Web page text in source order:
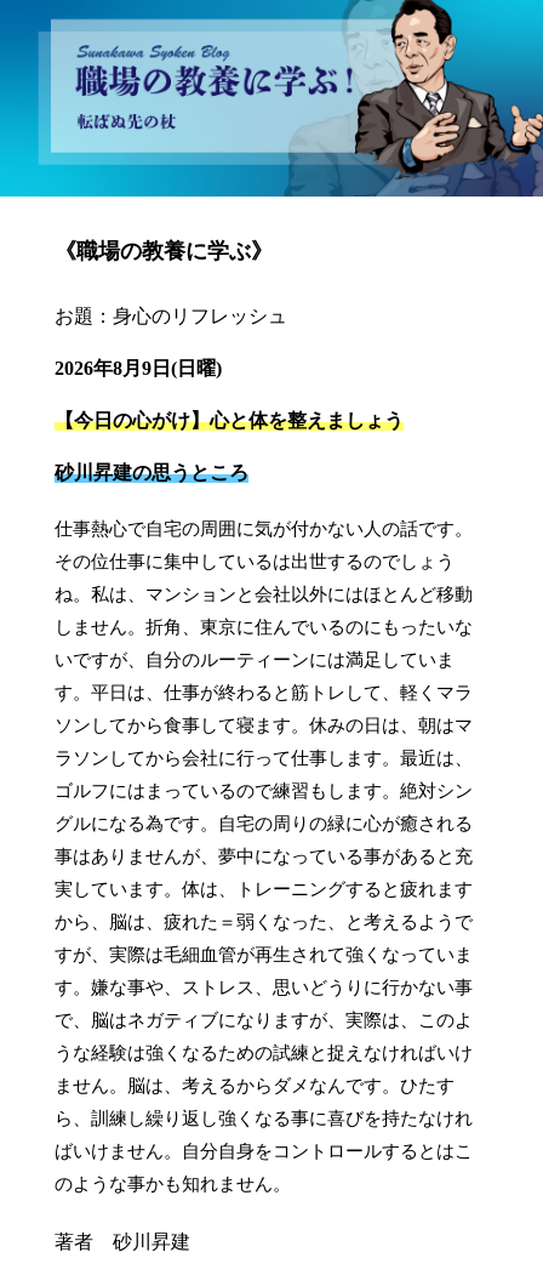
砂川昇建会長ブログ 職場の教養に学ぶ！～転ばぬ先の杖～
《職場の教養に学ぶ》
お題：身心のリフレッシュ
2026年8月9日(日曜)
【今日の心がけ】心と体を整えましょう
砂川昇建の思うところ
仕事熱心で自宅の周囲に気が付かない人の話です。
その位仕事に集中しているは出世するのでしょう
ね。私は、マンションと会社以外にはほとんど移動
しません。折角、東京に住んでいるのにもったいな
いですが、自分のルーティーンには満足していま
す。平日は、仕事が終わると筋トレして、軽くマラ
ソンしてから食事して寝ます。休みの日は、朝はマ
ラソンしてから会社に行って仕事します。最近は、
ゴルフにはまっているので練習もします。絶対シン
グルになる為です。自宅の周りの緑に心が癒される
事はありませんが、夢中になっている事があると充
実しています。体は、トレーニングすると疲れます
から、脳は、疲れた＝弱くなった、と考えるようで
すが、実際は毛細血管が再生されて強くなっていま
す。嫌な事や、ストレス、思いどうりに行かない事
で、脳はネガティブになりますが、実際は、このよ
うな経験は強くなるための試練と捉えなければいけ
ません。脳は、考えるからダメなんです。ひたす
ら、訓練し繰り返し強くなる事に喜びを持たなけれ
ばいけません。自分自身をコントロールするとはこ
のような事かも知れません。
著者 砂川昇建